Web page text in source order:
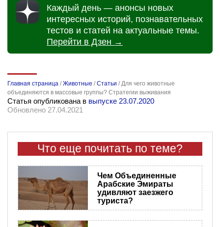
Каждый день — анонсы новых
интересных историй, познавательных
тестов и статей на актуальные темы.
Перейти в Дзен →
Главная страница /Животные /Статьи /Для чего животные
объединяются в массовые группы? Стратегии выживания
Статья опубликована в выпуске 23.07.2020
Обновлено 27.04.2021
Что еще почитать по теме?
Чем Объединенные
Арабские Эмираты
удивляют заезжего
туриста?